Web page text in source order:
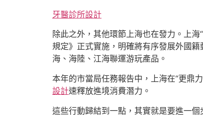
牙醫診所設計
除此之外，其他環節上海也在發力。上
規定》正式實施，明確將有序發展外國
海、海陸、江海聯運游玩產品。
本年的市當局任務報告中，上海在“更鼎
設計速釋放進境消費潛力。
這些行動歸結到一點，其實就是要進一